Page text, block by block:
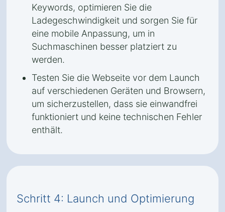
Keywords, optimieren Sie die
Ladegeschwindigkeit und sorgen Sie für
eine mobile Anpassung, um in
Suchmaschinen besser platziert zu
werden.
Testen Sie die Webseite vor dem Launch
auf verschiedenen Geräten und Browsern,
um sicherzustellen, dass sie einwandfrei
funktioniert und keine technischen Fehler
enthält.
Schritt 4: Launch und Optimierung